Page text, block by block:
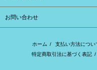
お問い合わせ
ホーム / 支払い方法につい
特定商取引法に基づく表記 /